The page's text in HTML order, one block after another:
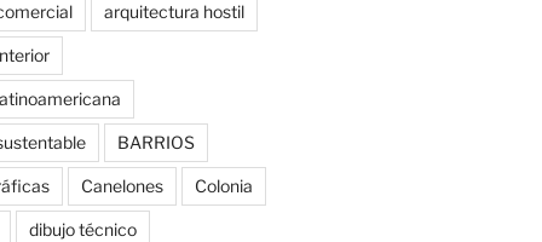
arquitectura hostil
BARRIOS
Canelones Colonia
dibujo técnico